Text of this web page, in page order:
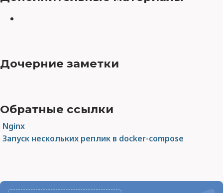
Дочерние заметки
Обратные ссылки
Nginx
Запуск нескольких реплик в docker-compose